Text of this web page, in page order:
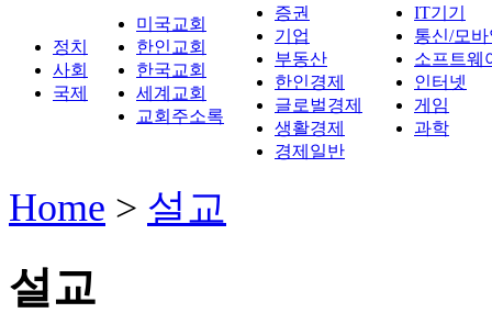
정치
사회
국제
미국교회
한인교회
한국교회
세계교회
교회주소록
증권
기업
부동산
한인경제
글로벌경제
생활경제
경제일반
IT기기
통신/모
소프트웨
인터넷
게임
과학
Home > 설교
설교